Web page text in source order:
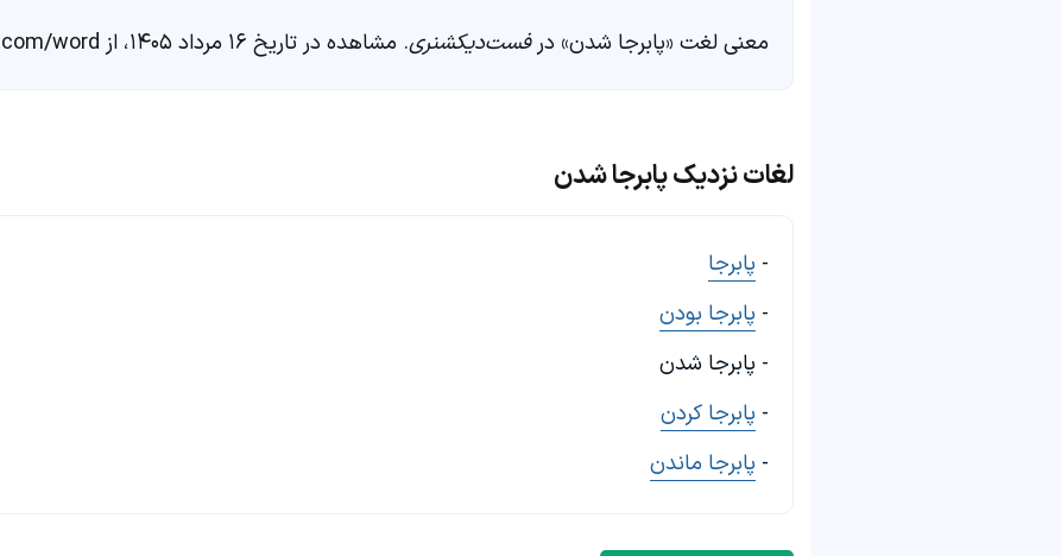
معنی لغت «پابرجا شدن» درفست‌دیکشنری. مشاهده در تاریخ ۱۶ مرداد ۱۴۰۵، از https://fastdic.com/word/پابرجا شدن
لغات نزدیک پابرجا شدن
- پابرجا
- پابرجا بودن
- پابرجا شدن
- پابرجا کردن
- پابرجا ماندن